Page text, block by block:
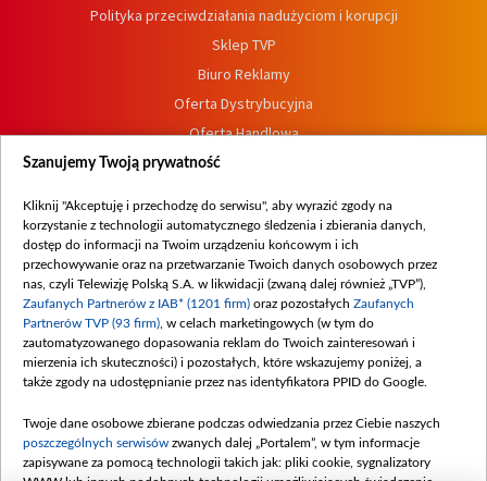
Polityka przeciwdziałania nadużyciom i korupcji
Sklep TVP
Biuro Reklamy
Oferta Dystrybucyjna
Oferta Handlowa
Dostępność
Procedura zgłoszeń wewnętrznych
Szanujemy Twoją prywatność
Kliknij "Akceptuję i przechodzę do serwisu", aby wyrazić zgody na
korzystanie z technologii automatycznego śledzenia i zbierania danych,
dostęp do informacji na Twoim urządzeniu końcowym i ich
przechowywanie oraz na przetwarzanie Twoich danych osobowych przez
nas, czyli Telewizję Polską S.A. w likwidacji (zwaną dalej również „TVP”),
Zaufanych Partnerów z IAB* (1201 firm) oraz pozostałych Zaufanych
Partnerów TVP (93 firm) , w celach marketingowych (w tym do
zautomatyzowanego dopasowania reklam do Twoich zainteresowań i
mierzenia ich skuteczności) i pozostałych, które wskazujemy poniżej, a
także zgody na udostępnianie przez nas identyfikatora PPID do Google.
Twoje dane osobowe zbierane podczas odwiedzania przez Ciebie naszych
poszczególnych serwisów zwanych dalej „Portalem”, w tym informacje
zapisywane za pomocą technologii takich jak: pliki cookie, sygnalizatory